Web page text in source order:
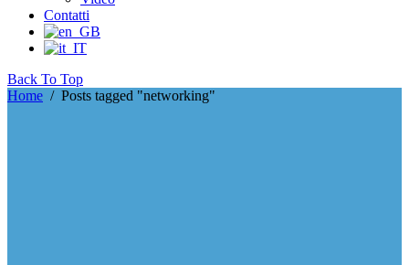
Contatti
Back To Top
Home / Posts tagged "networking"